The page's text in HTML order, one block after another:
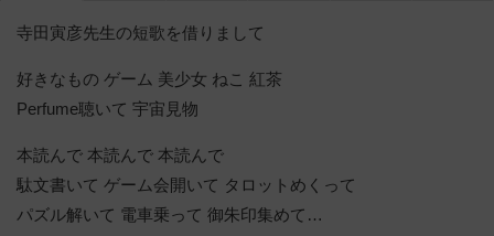
寺田寅彦先生の短歌を借りまして
好きなもの ゲーム 美少女 ねこ 紅茶
Perfume聴いて 宇宙見物
本読んで 本読んで 本読んで
駄文書いて ゲーム会開いて タロットめくって
パズル解いて 電車乗って 御朱印集めて…